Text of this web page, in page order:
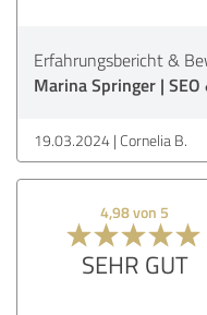
Erfahrungsbericht &
Marina Springer |
19.03.2024 Cornelia B.
4,98 von 5
SEHR GUT